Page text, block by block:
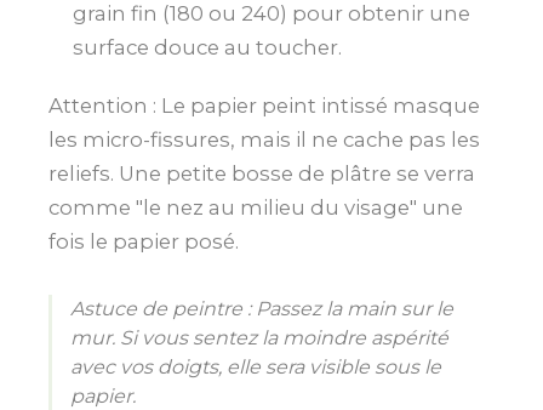
grain fin (180 ou 240) pour obtenir une
surface douce au toucher.
Attention : Le papier peint intissé masque
les micro-fissures, mais il ne cache pas les
reliefs. Une petite bosse de plâtre se verra
comme "le nez au milieu du visage" une
fois le papier posé.
Astuce de peintre : Passez la main sur le
mur. Si vous sentez la moindre aspérité
avec vos doigts, elle sera visible sous le
papier.